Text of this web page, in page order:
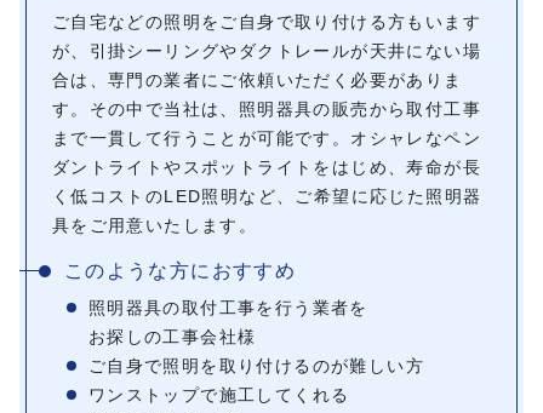
ご自宅などの照明をご自身で取り付ける方もいます
が、引掛シーリングやダクトレールが天井にない場
合は、専門の業者にご依頼いただく必要がありま
す。その中で当社は、照明器具の販売から取付工事
まで一貫して行うことが可能です。オシャレなペン
ダントライトやスポットライトをはじめ、寿命が長
く低コストのLED照明など、ご希望に応じた照明器
具をご用意いたします。
このような方におすすめ
照明器具の取付工事を行う業者を
お探しの工事会社様
ご自身で照明を取り付けるのが難しい方
ワンストップで施工してくれる